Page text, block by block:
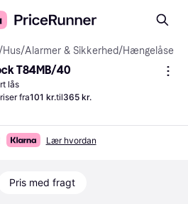
/Hus/Alarmer & Sikkerhed/Hængelåse
T84MB/40
lås
fra101 kr.til365 kr.
Lær hvordan
Pris med fragt